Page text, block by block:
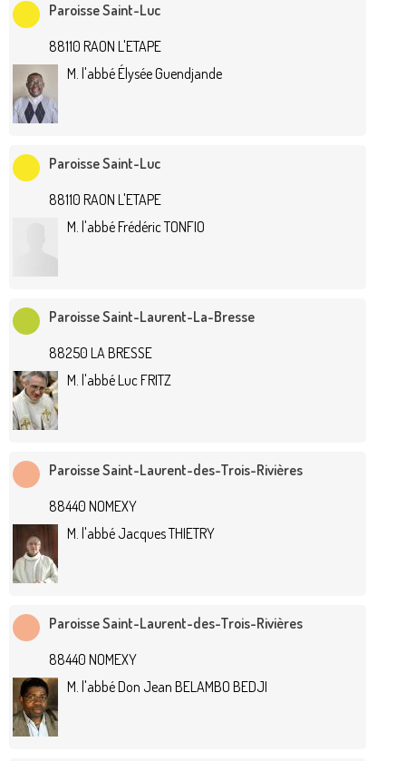
Paroisse Saint-Luc
88110 RAON L'ETAPE
M. l'abbé Élysée Guendjande
Paroisse Saint-Luc
88110 RAON L'ETAPE
M. l'abbé Frédéric TONFIO
Paroisse Saint-Laurent-La-Bresse
88250 LA BRESSE
M. l'abbé Luc FRITZ
Paroisse Saint-Laurent-des-Trois-Rivières
88440 NOMEXY
M. l'abbé Jacques THIETRY
Paroisse Saint-Laurent-des-Trois-Rivières
88440 NOMEXY
M. l'abbé Don Jean BELAMBO BEDJI